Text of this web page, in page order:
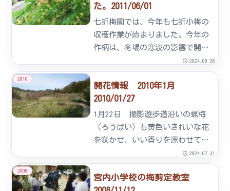
す。
た。2011/06/01
七折梅園では、今年も七折小梅の
収穫作業が始まりました。今年の
作柄は、冬場の寒波の影響で開花
が遅れましたが、以降は好天が続
いた為、平年より約１週間程度遅
れの収穫スタートとなりました。
七折小梅は９０トン程度、鴬宿・
古城は４０トン程度の収穫量を
見...
2024.08.26
2010
開花情報 2010年1月
2010/01/27
1月22日 撮影遊歩道沿いの蝋梅
（ろうばい）も黄色いきれいな花
を咲かせ、いい香りを漂わせてい
ます。イベント広場横の梅の木
は、ただいま剪定作業中です。梅
のつぼみも、ここ２日ほどの春を
2024.07.31
2008
宮内小学校の梅剪定教室